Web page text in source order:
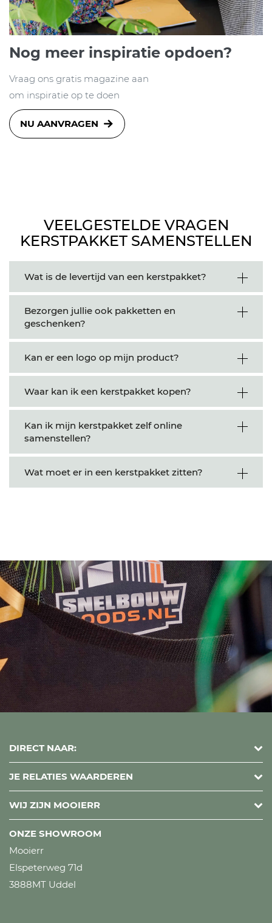
Nog meer inspiratie opdoen?
Vraag ons gratis magazine aan
om inspiratie op te doen
NU AANVRAGEN
VEELGESTELDE VRAGEN
KERSTPAKKET SAMENSTELLEN
Wat is de levertijd van een kerstpakket?
Bezorgen jullie ook pakketten en
geschenken?
Kan er een logo op mijn product?
Waar kan ik een kerstpakket kopen?
Kan ik mijn kerstpakket zelf online
samenstellen?
Wat moet er in een kerstpakket zitten?
DIRECT NAAR:
JE RELATIES WAARDEREN
WIJ ZIJN MOOIERR
ONZE SHOWROOM
Mooierr
Elspeterweg 71d
3888MT Uddel